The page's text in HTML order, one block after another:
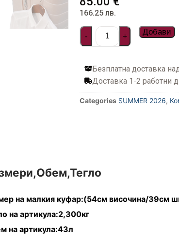
166.25 лв.
- + Добави
Безплатна доставка
Доставка 1-2 работни
Categories SUMMER 2026,
на малкия куфар:(54см височина/39см
на артикула:2,300кг
на артикула:43л